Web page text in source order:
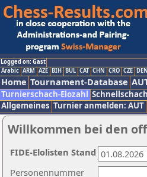
Logged on: Gast
Arabic ARM AZE BIH BUL CAT CHN CRO CZE DEN
Home Tournament-Database
Turnierschach-Elozahl
Allgemeines Turnier anmelden: AUT
Willkommen bei den
Personennummer
FIDE-Elolisten Stand